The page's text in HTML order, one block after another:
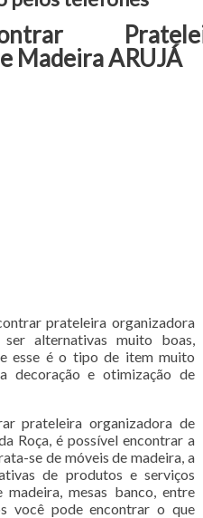
Madeira ARUJÁ
prateleira organizadora
alternativas muito boas,
esse é o tipo de item muito
decoração e otimização de
prateleira organizadora de
Roça, é possível encontrar a
se de móveis de madeira, a
de produtos e serviços
mesas banco, entre
você pode encontrar o que